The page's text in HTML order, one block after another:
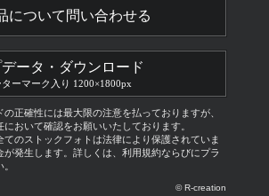
について問い合わせる
ータ・ダウンロード
ターマーク入り 1200×1800px
正確性には最大限の注意を払っておりますが、
おいて確認をお願いいたしております。
のストックフォトは法律により保護されていま
発生します。詳しくは、利用規約ならびにプラ
© R-creation